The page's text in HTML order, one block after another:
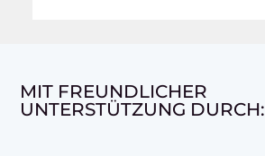
MIT FREUNDLICHER
UNTERSTÜTZUNG DURCH: